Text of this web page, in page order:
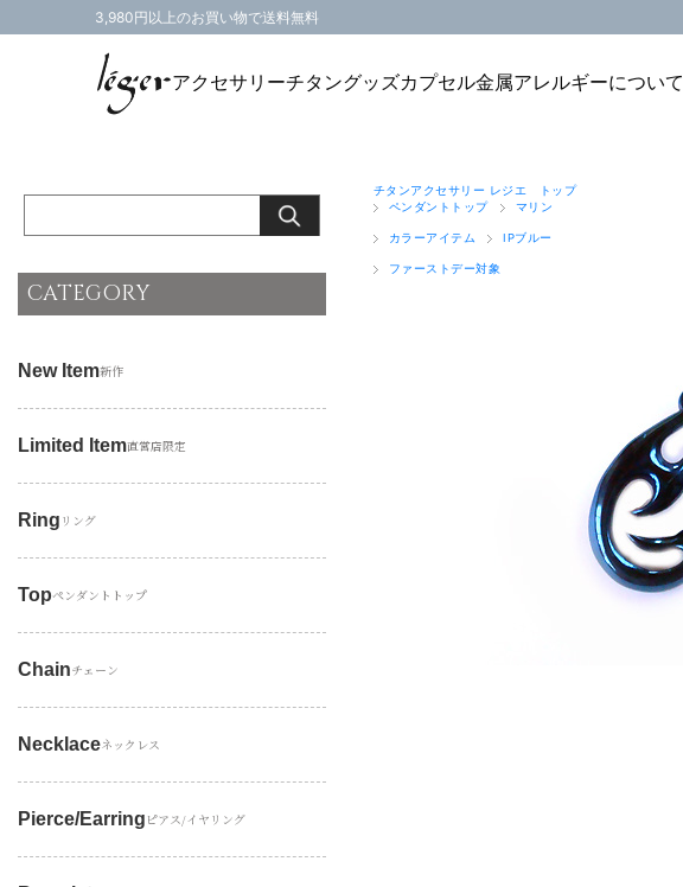
3,980円以上のお買い物で送料無料
アクセサリーチタングッズカプセル金属アレルギーについて
チタンアクセサリー レジエ トップ
ペンダントトップ
マリン
カラーアイテム IPブルー
ファーストデー対象
CATEGORY
New Item新作
Limited Item直営店限定
Ring リング
Topペンダントトップ
Chainチェーン
Necklaceネックレス
Pierce/earring ピアス/イヤリング